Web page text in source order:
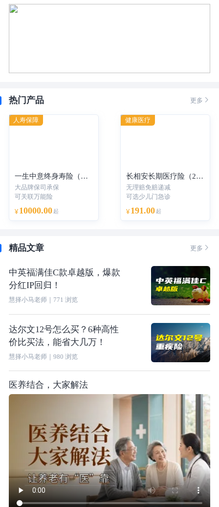
热门产品 更多 
一生中意终身寿险（分红型）-年交
大品牌保司承保
可关联万能险
¥ 10000.00 起
人寿保障
长相安长期医疗险（20年保证续保）—个人版
无理赔免赔递减
可选少儿门急诊
¥ 191.00 起
健康医疗
精品文章 更多 
中英福满佳C款卓越版，爆款
分红IP回归！
慧择小马老师｜ 771 浏览
达尔文12号怎么买？6种高性
价比买法，能省大几万！
慧择小马老师｜ 980 浏览
医养结合，大家解法